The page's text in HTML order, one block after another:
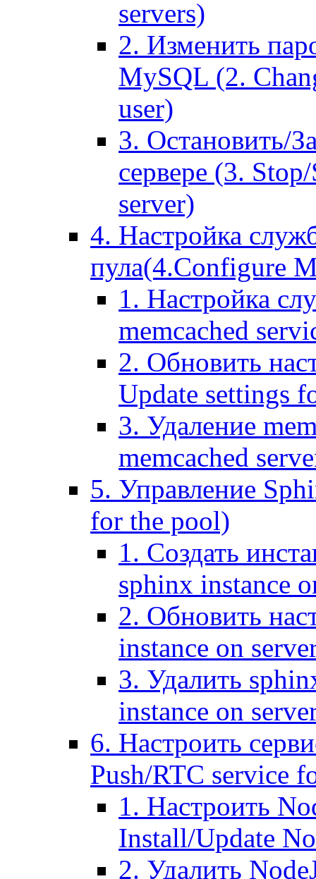
servers)
2. Изменить
MySQL (2.
user)
3. Остановить/
сервере (3.
server)
4. Настройка
пула(4.Configure
1. Настройка
memcached
2. Обновить
Update settings
3. Удаление
memcached
5. Управление
for the pool)
1. Создать
sphinx instance
2. Обновить
instance on
3. Удалить
instance on
6. Настроить
Push/RTC service
1. Настроить
Install/Update
2. Удалить